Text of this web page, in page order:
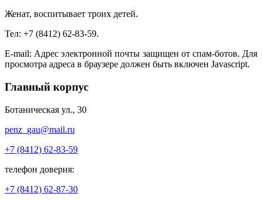
Женат, воспитывает троих детей.
Тел: +7 (8412) 62-83-59.
E-mail: Адрес электронной почты защищен от спам-ботов. Для
просмотра адреса в браузере должен быть включен Javascript.
Главный корпус
Ботаническая ул., 30
penz_gau@mail.ru
+7 (8412) 62-83-59
телефон доверия:
+7 (8412) 62-87-30